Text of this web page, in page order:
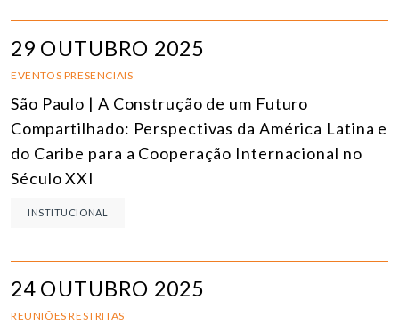
29 OUTUBRO 2025
EVENTOS PRESENCIAIS
São Paulo | A Construção de um Futuro
Compartilhado: Perspectivas da América Latina e
do Caribe para a Cooperação Internacional no
Século XXI
INSTITUCIONAL
24 OUTUBRO 2025
REUNIÕES RESTRITAS